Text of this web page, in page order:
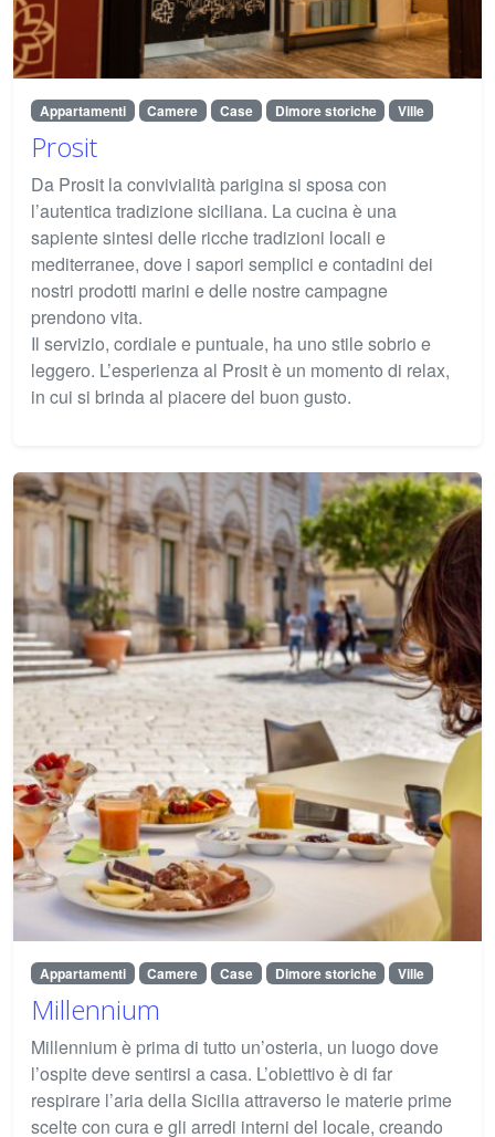
Appartamenti Camere Case Dimore storiche Ville
Prosit
Da Prosit la convivialità parigina si sposa con
l’autentica tradizione siciliana. La cucina è una
sapiente sintesi delle ricche tradizioni locali e
mediterranee, dove i sapori semplici e contadini dei
nostri prodotti marini e delle nostre campagne
prendono vita.
Il servizio, cordiale e puntuale, ha uno stile sobrio e
leggero. L’esperienza al Prosit è un momento di relax,
in cui si brinda al piacere del buon gusto.
Appartamenti Camere Case Dimore storiche Ville
Millennium
Millennium è prima di tutto un’osteria, un luogo dove
l’ospite deve sentirsi a casa. L’obiettivo è di far
respirare l’aria della Sicilia attraverso le materie prime
scelte con cura e gli arredi interni del locale, creando